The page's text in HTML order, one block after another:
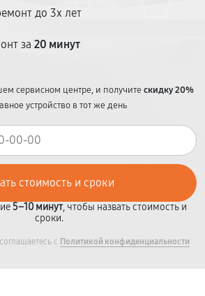
до 3х лет
за 20 минут
сервисном центре, и получитескидку 20%
устройство в тот же день
5–10 минут, чтобы назвать стоимость и
сроки.
с Политикой конфиденциальности